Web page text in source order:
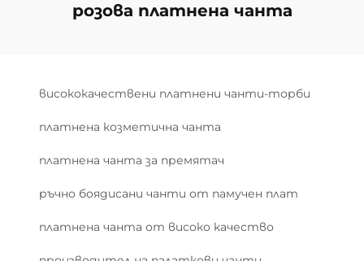
розова платнена чанта
висококачествени платнени чанти-торби
платнена козметична чанта
платнена чанта за премятач
ръчно боядисани чанти от памучен плат
платнена чанта от високо качество